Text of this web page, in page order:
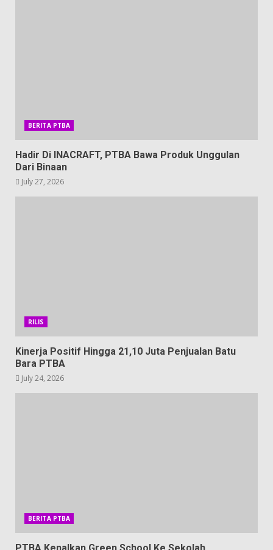
BERITA PTBA
Hadir Di INACRAFT, PTBA Bawa Produk Unggulan
Dari Binaan
July 27, 2026
RILIS
Kinerja Positif Hingga 21,10 Juta Penjualan Batu
Bara PTBA
July 24, 2026
BERITA PTBA